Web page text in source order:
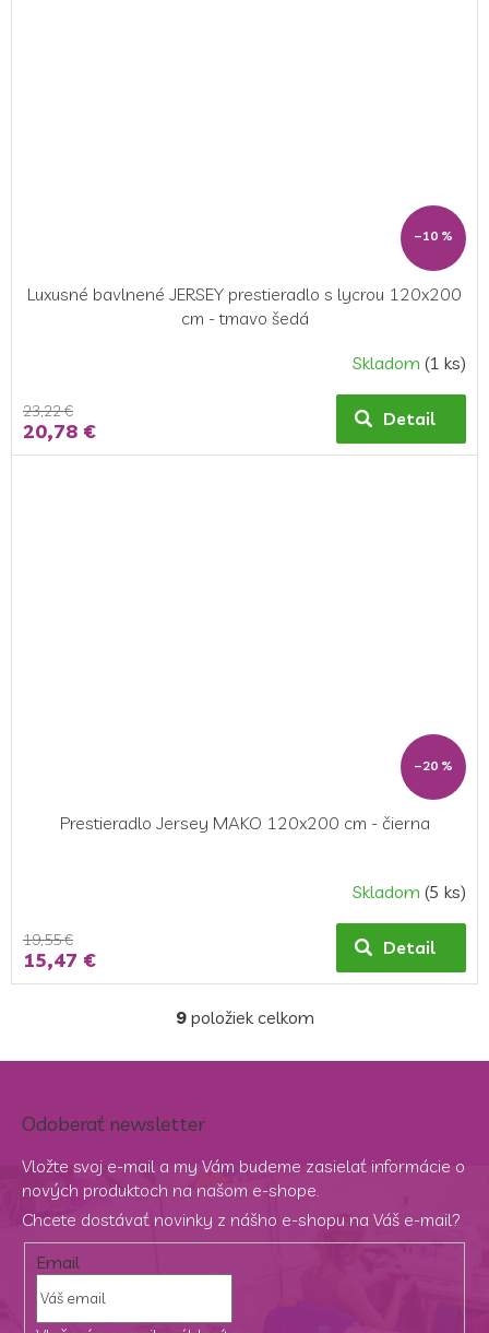
–10 %
Luxusné bavlnené JERSEY prestieradlo s lycrou 120x200
cm - tmavo šedá
Skladom (1 ks)
23,22 €
20,78 € Detail
–20 %
Prestieradlo Jersey MAKO 120x200 cm - čierna
Skladom (5 ks)
19,55 €
15,47 € Detail
O
l
i
e
p
r
9položiek celkom
Odoberať newsletter
Vložte svoj e-mail a my Vám budeme zasielať informácie o
nových produktoch na našom e-shope.
Chcete dostávať novinky z nášho e-shopu na Váš e-mail?
Email